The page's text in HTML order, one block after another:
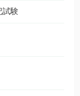
試験